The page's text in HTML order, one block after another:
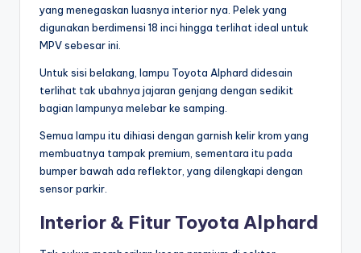
yang menegaskan luasnya interior nya. Pelek yang
digunakan berdimensi 18 inci hingga terlihat ideal untuk
MPV sebesar ini.
Untuk sisi belakang, lampu Toyota Alphard didesain
terlihat tak ubahnya jajaran genjang dengan sedikit
bagian lampunya melebar ke samping.
Semua lampu itu dihiasi dengan garnish kelir krom yang
membuatnya tampak premium, sementara itu pada
bumper bawah ada reflektor, yang dilengkapi dengan
sensor parkir.
Interior & Fitur Toyota Alphard